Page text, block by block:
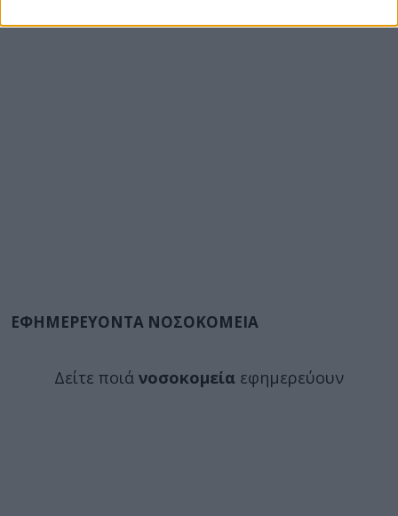
ΕΦΗΜΕΡΕΥΟΝΤΑ ΝΟΣΟΚΟΜΕΙΑ
Δείτε ποιά νοσοκομεία εφημερεύουν